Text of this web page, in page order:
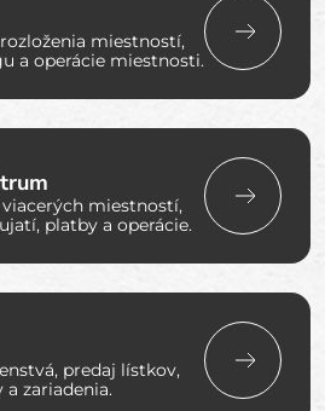
miestností,
a operácie miestnosti.
miestností,
platby a operácie.
predaj lístkov,
zariadenia.